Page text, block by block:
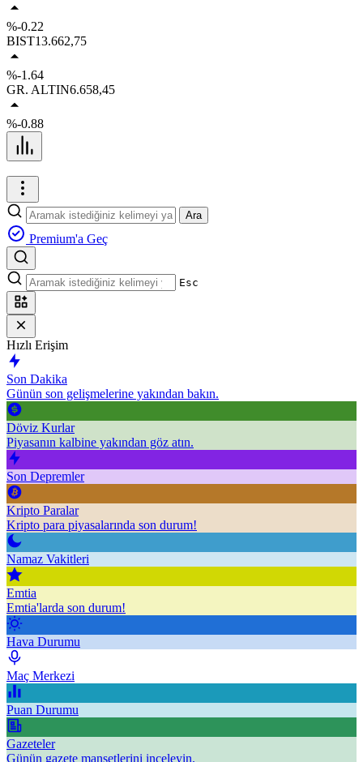
%-0.22
BIST13.662,75
%-1.64
GR. ALTIN6.658,45
%-0.88
Ara
Premium'a Geç
Esc
Hızlı Erişim
Son Dakika
Günün son gelişmelerine yakından bakın.
Döviz Kurlar
Piyasanın kalbine yakından göz atın.
Son Depremler
Kripto Paralar
Kripto para piyasalarında son durum!
Namaz Vakitleri
Emtia
Emtia'larda son durum!
Hava Durumu
Maç Merkezi
Puan Durumu
Gazeteler
Günün gazete manşetlerini inceleyin.